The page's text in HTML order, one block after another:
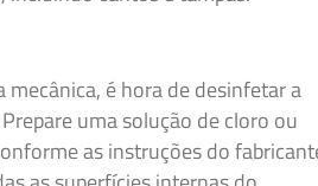
mecânica, é hora de desinfetar a
uma solução de cloro ou
as instruções do